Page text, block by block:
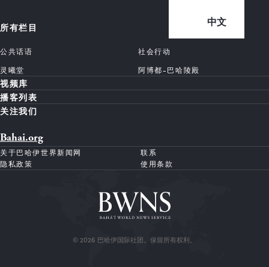
中文
所有栏目
公共话语
社会行动
灵曦堂
阿博都-巴哈陵殿
视频库
播客列表
关注我们
Bahai.org
关于巴哈伊世界新闻网
联系
隐私政策
使用条款
© 2026 巴哈伊国际社团。保留所有权利。